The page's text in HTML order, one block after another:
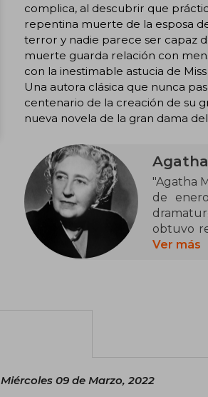
complica, al descubrir que
repentina muerte de la esposa
terror y nadie parece ser capaz
muerte guarda relación con
con la inestimable astucia de
Una autora clásica que nunca
centenario de la creación de su
nueva novela de la gran dama
"Agatha
de
obtuvo
66
novela,
Tommy y
Ver más
Miércoles 09 de Marzo, 2022